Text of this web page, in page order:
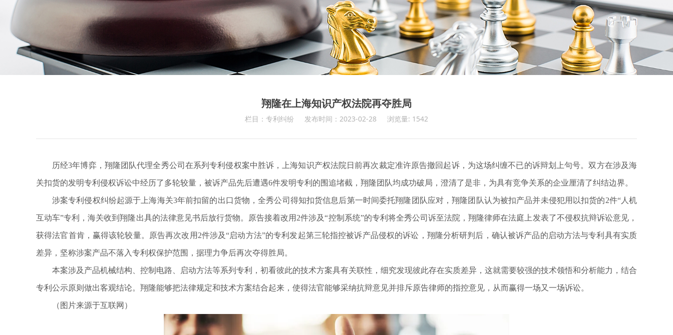
翔隆在上海知识产权法院再夺胜局
栏目：专利纠纷 发布时间：2023-02-28 浏览量: 1542
历经3年博弈，翔隆团队代理全秀公司在系列专利侵权案中胜诉，上海知识产权法院日前再次裁定准许原告撤回起诉，为这场纠缠不已的诉辩划上句号。双方在涉及海
关扣货的发明专利侵权诉讼中经历了多轮较量，被诉产品先后遭遇6件发明专利的围追堵截，翔隆团队均成功破局，澄清了是非，为具有竞争关系的企业厘清了纠结边界。
涉案专利侵权纠纷起源于上海海关3年前扣留的出口货物，全秀公司得知扣货信息后第一时间委托翔隆团队应对，翔隆团队认为被扣产品并未侵犯用以扣货的2件“人机
互动车”专利，海关收到翔隆出具的法律意见书后放行货物。原告接着改用 2件涉及“控制系统”的专利将全秀公司诉至法院，翔隆律师在法庭上发表了不侵权抗辩诉讼意见，
获得法官首肯，赢得该轮较量。原告再次改用 2件涉及“启动方法”的专利发起第三轮指控被诉产品侵权的诉讼，翔隆分析研判后，确认被诉产品的启动方法与专利具有实质
差异，坚称涉案产品不落入专利权保护范围，据理力争后再次夺得胜局。
本案涉及产品机械结构、控制电路、启动方法等系列专利，初看彼此的技术方案具有关联性，细究发现彼此存在实质差异，这就需要较强的技术领悟和分析能力，结合
专利公示原则做出客观结论。翔隆能够把法律规定和技术方案结合起来，使得法官能够采纳抗辩意见并排斥原告律师的指控意见，从而赢得一场又一场诉讼。
（图片来源于互联网）